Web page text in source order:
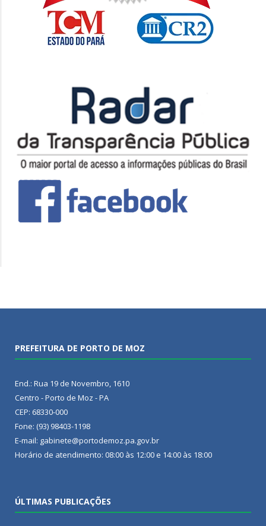
PREFEITURA DE PORTO DE MOZ
End.: Rua 19 de Novembro, 1610
Centro - Porto de Moz - PA
CEP: 68330-000
Fone: (93) 98403-1198
E-mail: gabinete@portodemoz.pa.gov.br
Horário de atendimento: 08:00 às 12:00 e 14:00 às 18:00
ÚLTIMAS PUBLICAÇÕES